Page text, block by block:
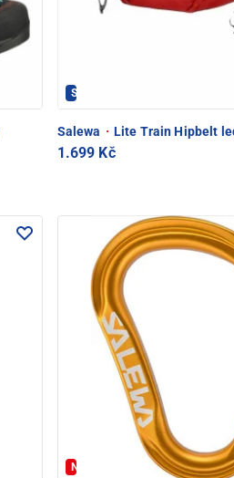
Salewa - PEC POD SNĚŽKOU
Salewa · Lite Train Hipbelt
1.699 Kč
Novinka